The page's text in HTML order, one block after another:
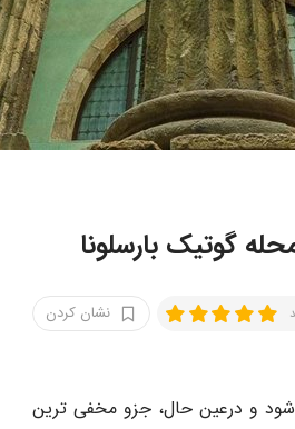
گوتیک بارسلونا
نشان کردن
و درعین حال، جزو مخفی ترین